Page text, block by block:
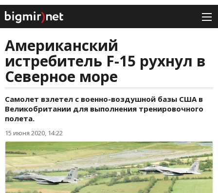
Американский
истребитель F-15 рухнул в
Северное море
Самолет взлетел с военно-воздушной базы США в
Великобритании для выполнения тренировочного
полета.
15 июня 2020, 14:22